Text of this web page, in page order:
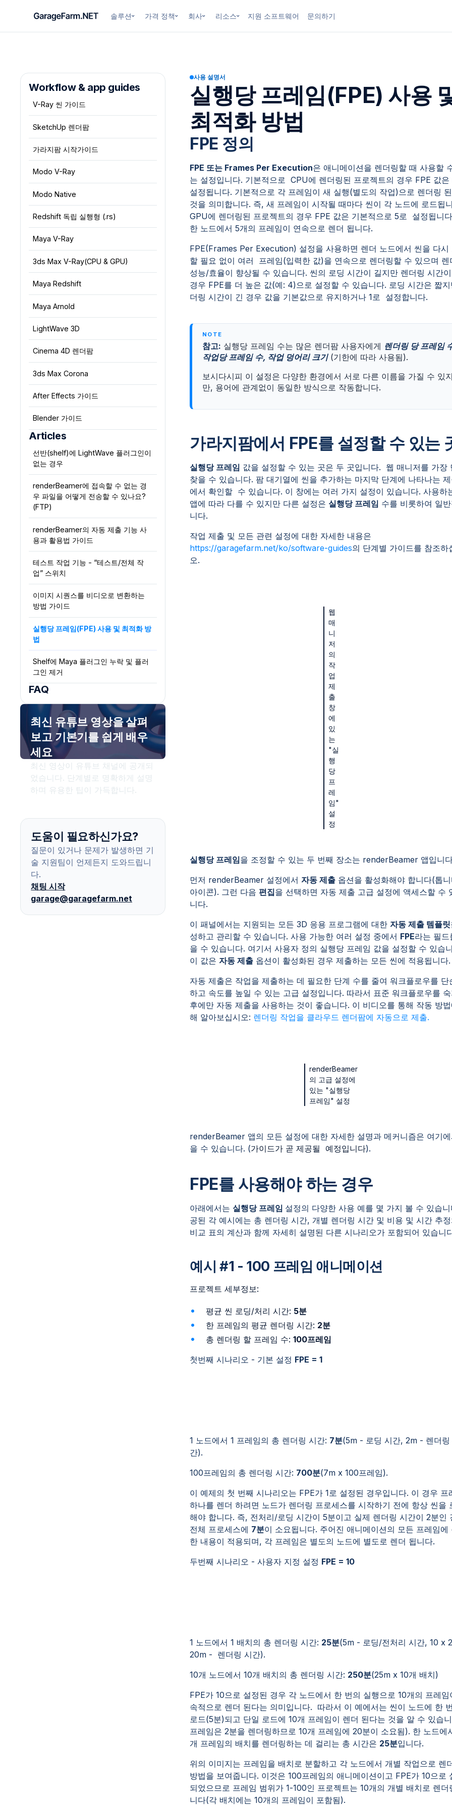
솔루션 가격 정책 회사 리소스 지원 소프트웨어 문의하기
Workflow & app guides
V-Ray 씬 가이드
SketchUp 렌더팜
가라지팜 시작가이드
Modo V-Ray
Modo Native
Redshift 독립 실행형 (.rs)
Maya V-Ray
3ds Max V-Ray(CPU & GPU)
Maya Redshift
Maya Arnold
LightWave 3D
Cinema 4D 렌더팜
3ds Max Corona
After Effects 가이드
Blender 가이드
Articles
선반(shelf)에 LightWave 플러그인이
없는 경우
renderBeamer에 접속할 수 없는 경
우 파일을 어떻게 전송할 수 있나요?
(FTP)
renderBeamer의 자동 제출 기능 사
용과 활용법 가이드
테스트 작업 기능 - “테스트/전체 작
업” 스위치
이미지 시퀀스를 비디오로 변환하는
방법 가이드
실행당 프레임(FPE) 사용 및 최적화 방
법
Shelf에 Maya 플러그인 누락 및 플러
그인 제거
FAQ
최신 유튜브 영상을 살펴
보고 기본기를 쉽게 배우
세요
최신 영상이 유튜브 채널에 공개되
었습니다. 단계별로 명확하게 설명
하며 유용한 팁이 가득합니다.
도움이 필요하신가요?
질문이 있거나 문제가 발생하면 기
술 지원팀이 언제든지 도와드립니
다.
채팅 시작
garage@garagefarm.net
사용 설명서
실행당 프레임(FPE) 사용
최적화 방법
FPE 정의
FPE 또는 Frames Per Execution은 애니메이션을 렌더링할 때 사용할
는 설정입니다. 기본적으로 CPU에 렌더링된 프로젝트의 경우 FPE 값은
설정됩니다. 기본적으로 각 프레임이 새 실행(별도의 작업)으로 렌더링
것을 의미합니다. 즉, 새 프레임이 시작될 때마다 씬이 각 노드에 로드됩
GPU에 렌더링된 프로젝트의 경우 FPE 값은 기본적으로 5로 설정됩니
한 노드에서 5개의 프레임이 연속으로 렌더 됩니다.
FPE(Frames Per Execution) 설정을 사용하면 렌더 노드에서 씬을 다시
할 필요 없이 여러 프레임(입력한 값)을 연속으로 렌더링할 수 있으며 렌
성능/효율이 향상될 수 있습니다. 씬의 로딩 시간이 길지만 렌더링 시간
경우 FPE를 더 높은 값(예: 4)으로 설정할 수 있습니다. 로딩 시간은 짧지
더링 시간이 긴 경우 값을 기본값으로 유지하거나 1로 설정합니다.
참고: 실행당 프레임 수는 많은 렌더팜 사용자에게 렌더링 당 프레임
작업당 프레임 수, 작업 덩어리 크기(기한에 따라 사용됨).
보시다시피 이 설정은 다양한 환경에서 서로 다른 이름을 가질 수 있지
만, 용어에 관계없이 동일한 방식으로 작동합니다.
가라지팜에서 FPE를 설정할 수 있는
실행당 프레임 값을 설정할 수 있는 곳은 두 곳입니다. 웹 매니저를 가장
찾을 수 있습니다. 팜 대기열에 씬을 추가하는 마지막 단계에 나타나는
에서 확인할 수 있습니다. 이 창에는 여러 가지 설정이 있습니다. 사용하
앱에 따라 다를 수 있지만 다른 설정은 실행당 프레임 수를 비롯하여 일
니다.
작업 제출 및 모든 관련 설정에 대한 자세한 내용은
https://garagefarm.net/ko/software-guides의 단계별 가이드를 참조하
오.
웹
매
니
저
의
작
업
제
출
창
에
있
는
"실
행
당
프
레
임"
설
정
실행당 프레임을 조정할 수 있는 두 번째 장소는 renderBeamer 앱입니
먼저 renderBeamer 설정에서자동 제출 옵션을 활성화해야 합니다(톱니
아이콘). 그런 다음편집을 선택하면 자동 제출 고급 설정에 액세스할 수
니다.
이 패널에서는 지원되는 모든 3D 응용 프로그램에 대한자동 제출 템플릿
성하고 관리할 수 있습니다. 사용 가능한 여러 설정 중에서 FPE라는 필드
을 수 있습니다. 여기서 사용자 정의 실행당 프레임 값을 설정할 수 있습
이 값은자동 제출 옵션이 활성화된 경우 제출하는 모든 씬에 적용됩
자동 제출은 작업을 제출하는 데 필요한 단계 수를 줄여 워크플로우를 단
하고 속도를 높일 수 있는 고급 설정입니다. 따라서 표준 워크플로우를
후에만 자동 제출을 사용하는 것이 좋습니다. 이 비디오를 통해 작동 방
해 알아보십시오: 렌더링 작업을 클라우드 렌더팜에 자동으로 제출.
renderBeamer
의 고급 설정에
있는 "실행당
프레임" 설정
renderBeamer 앱의 모든 설정에 대한 자세한 설명과 메커니즘은 여기
을 수 있습니다. (가이드가 곧 제공될 예정입니다).
FPE를 사용해야 하는 경우
아래에서는 실행당 프레임 설정의 다양한 사용 예를 몇 가지 볼 수 있습니
공된 각 예시에는 총 렌더링 시간, 개별 렌더링 시간 및 비용 및 시간 추
비교 표의 계산과 함께 자세히 설명된 다른 시나리오가 포함되어 있습니
예시 #1 - 100 프레임 애니메이션
프로젝트 세부정보:
평균 씬 로딩/처리 시간: 5분
한 프레임의 평균 렌더링 시간: 2분
‍총 렌더링 할 프레임 수:100프레임
첫번째 시나리오 - 기본 설정 FPE = 1
1 노드에서 1 프레임의 총 렌더링 시간: 7분(5m - 로딩 시간, 2m - 렌더링
간).
100프레임의 총 렌더링 시간: 700분(7m x 100프레임).
이 예제의 첫 번째 시나리오는 FPE가 1로 설정된 경우입니다. 이 경우 프
하나를 렌더 하려면 노드가 렌더링 프로세스를 시작하기 전에 항상 씬을
해야 합니다. 즉, 전처리/로딩 시간이 5분이고 실제 렌더링 시간이 2분인
전체 프로세스에 7분이 소요됩니다. 주어진 애니메이션의 모든 프레임에
한 내용이 적용되며, 각 프레임은 별도의 노드에 별도로 렌더 됩니다.
두번째 시나리오 - 사용자 지정 설정 FPE = 10
1 노드에서 1 배치의 총 렌더링 시간: 25분(5m - 로딩/전처리 시간, 10 x
20m - 렌더링 시간).
10개 노드에서 10개 배치의 총 렌더링 시간: 250분(25m x 10개 배치
FPE가 10으로 설정된 경우 각 노드에서 한 번의 실행으로 10개의 프레임
속적으로 렌더 된다는 의미입니다. 따라서 이 예에서는 씬이 노드에 한
로드(5분)되고 단일 로드에 10개 프레임이 렌더 된다는 것을 알 수 있습
프레임은 2분을 렌더링하므로 10개 프레임에 20분이 소요됨). 한 노드에
개 프레임의 배치를 렌더링하는 데 걸리는 총 시간은 25분입니다.
위의 이미지는 프레임을 배치로 분할하고 각 노드에서 개별 작업으로 렌
방법을 보여줍니다. 이것은 100프레임의 애니메이션이고 FPE가 10으로
되었으므로 프레임 범위가 1-100인 프로젝트는 10개의 개별 배치로 렌더
니다(각 배치에는 10개의 프레임이 포함됨).